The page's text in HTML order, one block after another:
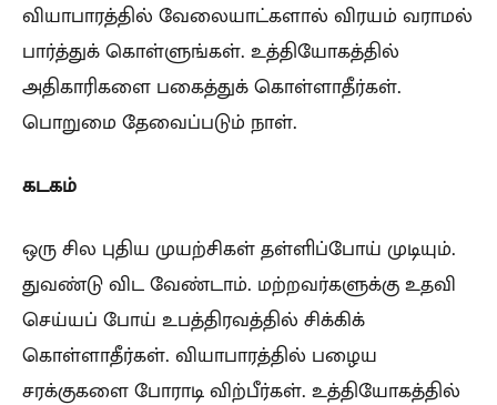
வியாபாரத்தில் வேலையாட்களால் விரயம் வராமல்
பார்த்துக் கொள்ளுங்கள். உத்தியோகத்தில்
அதிகாரிகளை பகைத்துக் கொள்ளாதீர்கள்.
பொறுமை தேவைப்படும் நாள்.
கடகம்
ஒரு சில புதிய முயற்சிகள் தள்ளிப்போய் முடியும்.
துவண்டு விட வேண்டாம். மற்றவர்களுக்கு உதவி
செய்யப் போய் உபத்திரவத்தில் சிக்கிக்
கொள்ளாதீர்கள். வியாபாரத்தில் பழைய
சரக்குகளை போராடி விற்பீர்கள். உத்தியோகத்தில்